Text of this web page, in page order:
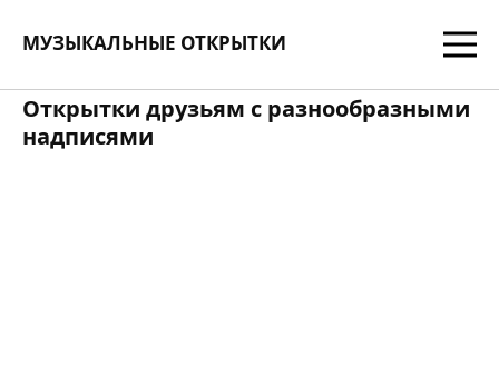
МУЗЫКАЛЬНЫЕ ОТКРЫТКИ
Открытки друзьям c разнообразными
надписями